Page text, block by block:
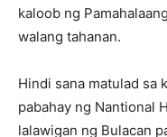
kaloob ng
walang tahanan.
Hindi sana matulad sa
pabahay ng Nantional
lalawigan ng Bulacan